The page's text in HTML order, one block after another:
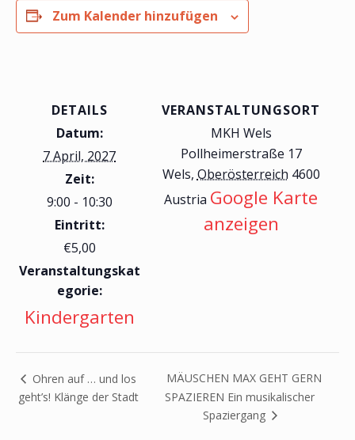
Zum Kalender hinzufügen
DETAILS
Datum:
7 April, 2027
Zeit:
9:00 - 10:30
Eintritt:
€5,00
Veranstaltungskat
egorie:
Kindergarten
VERANSTALTUNGSORT
MKH Wels
Pollheimerstraße 17
Wels, Oberösterreich 4600
Austria Google Karte
anzeigen
Ohren auf … und los
geht’s! Klänge der Stadt
MÄUSCHEN MAX GEHT GERN
SPAZIEREN Ein musikalischer
Spaziergang